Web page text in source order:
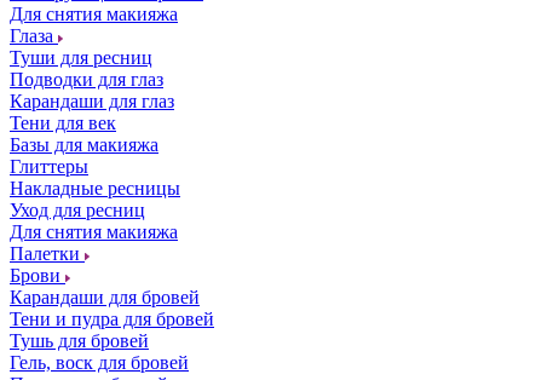
Для снятия макияжа
Глаза
Туши для ресниц
Подводки для глаз
Карандаши для глаз
Тени для век
Базы для макияжа
Глиттеры
Накладные ресницы
Уход для ресниц
Для снятия макияжа
Палетки
Брови
Карандаши для бровей
Тени и пудра для бровей
Тушь для бровей
Гель, воск для бровей